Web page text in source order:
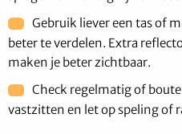
Gebruik liever een tas of
beter te verdelen. Extra
maken je beter zichtbaar.
Check regelmatig of
vastzitten en let op speling of